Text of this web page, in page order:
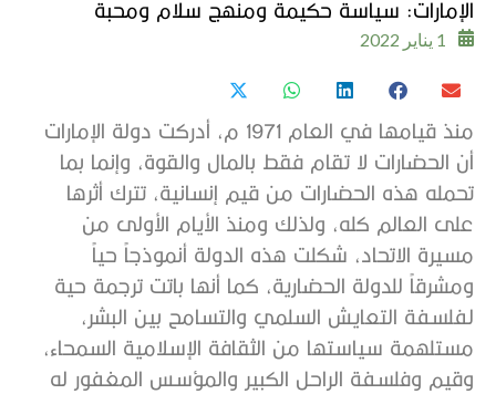
الإمارات: سياسة حكيمة ومنهج سلام ومحبة
1 يناير 2022
منذ قيامها في العام 1971 م، أدركت دولة الإمارات
أن الحضارات لا تقام فقط بالمال والقوة، وإنما بما
تحمله هذه الحضارات من قيم إنسانية، تترك أثرها
على العالم كله، ولذلك ومنذ الأيام الأولى من
مسيرة الاتحاد، شكلت هذه الدولة أنموذجاً حياً
ومشرقاً للدولة الحضارية، كما أنها باتت ترجمة حية
لفلسفة التعايش السلمي والتسامح بين البشر،
مستلهمة سياستها من الثقافة الإسلامية السمحاء،
وقيم وفلسفة الراحل الكبير والمؤسس المغفور له